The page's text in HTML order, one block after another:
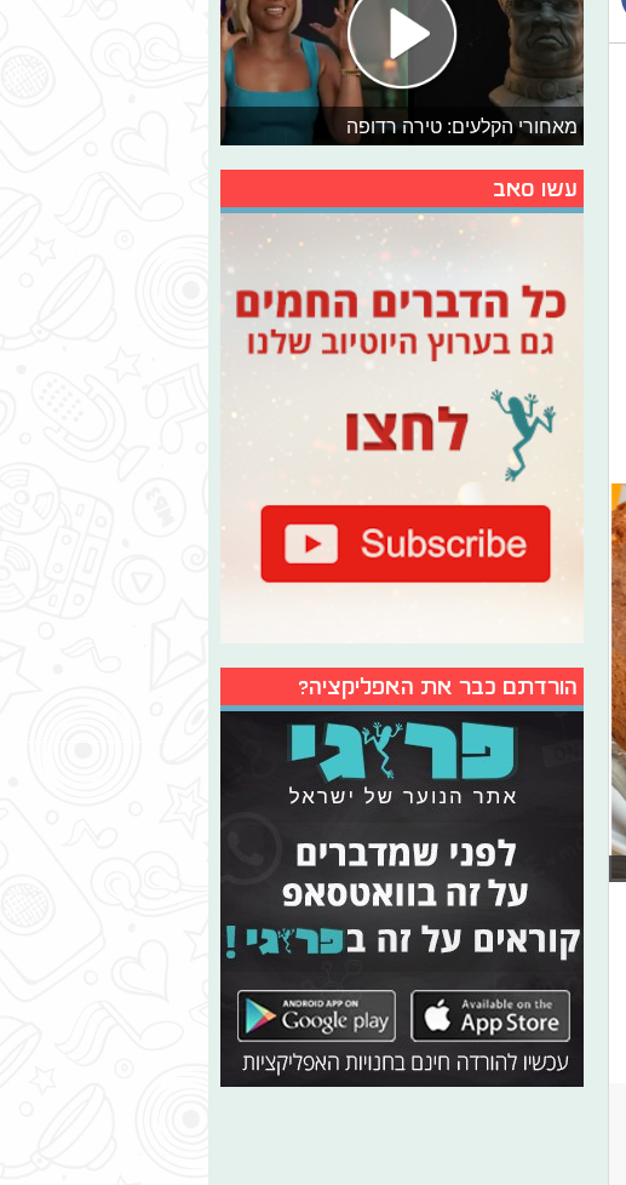
מאחורי הקלעים: טירה רדופה
עשו סאב
הורדתם כבר את האפליקציה?